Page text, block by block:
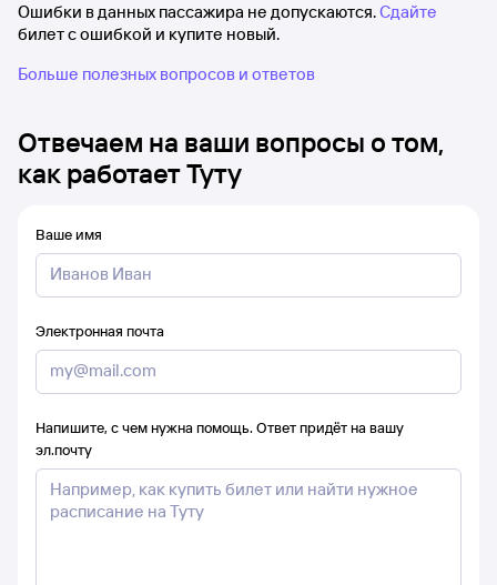
Ошибки в данных пассажира не допускаются.Сдайте
билет с ошибкой и купите новый.
Больше полезных вопросов и ответов
Отвечаем на ваши вопросы о том,
как работает Туту
Ваше имя
Электронная почта
Напишите, с чем нужна помощь. Ответ придёт на вашу
эл.почту